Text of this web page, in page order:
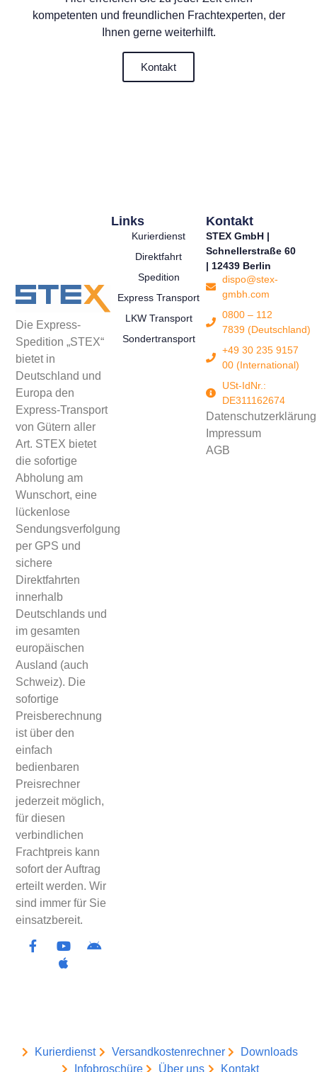
kompetenten und freundlichen Frachtexperten, der
Ihnen gerne weiterhilft.
Kontakt
Die Express-
Spedition „STEX“
bietet in
Deutschland und
Europa den
Express-Transport
von Gütern aller
Art. STEX bietet
die sofortige
Abholung am
Wunschort, eine
lückenlose
Sendungsverfolgung
per GPS und
sichere
Direktfahrten
innerhalb
Deutschlands und
im gesamten
europäischen
Ausland (auch
Schweiz). Die
sofortige
Preisberechnung
ist über den
einfach
bedienbaren
Preisrechner
jederzeit möglich,
für diesen
verbindlichen
Frachtpreis kann
sofort der Auftrag
erteilt werden. Wir
sind immer für Sie
einsatzbereit.
Links
Kurierdienst
Direktfahrt
Spedition
Express Transport
LKW Transport
Sondertransport
Kontakt
STEX GmbH |
Schnellerstraße 60
| 12439 Berlin
dispo@stex-
gmbh.com
0800 – 112
7839 (Deutschland)
+49 30 235 9157
00 (International)
USt-IdNr.:
DE311162674
Datenschutzerklärung
Impressum
AGB
Kurierdienst Versandkostenrechner
Downloads
Infobroschüre
Über uns Kontakt